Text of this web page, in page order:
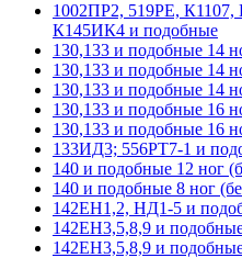
1002ПР2, 519РЕ,
К145ИК4 и подобные
130,133 и подобные 14
130,133 и подобные 14
130,133 и подобные 14
130,133 и подобные 16
130,133 и подобные 16
133ИД3; 556РТ7-1 и
140 и подобные 12 ног
140 и подобные 8 ног
142ЕН1,2, НД1-5 и
142ЕН3,5,8,9 и
142ЕН3,5,8,9 и